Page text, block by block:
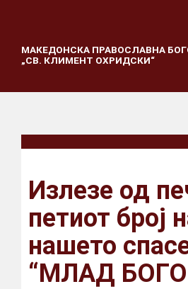
МАКЕДОНСКА ПРАВОСЛАВНА
„СВ. КЛИМЕНТ ОХРИДСКИ“
Излезе од
петиот број
нашето
“МЛАД